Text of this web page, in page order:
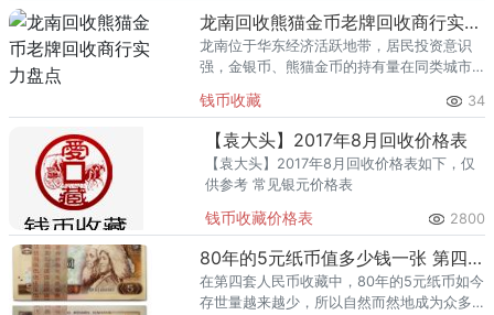
回收渠道里，能精准识别版别溢
龙南回收熊猫金币老牌回收商行实力盘点
龙南位于华东经济活跃地带，居民投资意识
强，金银币、熊猫金币的持有量在同类城市
熊猫金币的需求就明显升温，但鱼龙混杂的
回收渠道里，能精准识别版别溢
钱币收藏 34
【袁大头】2017年8月回收价格表
【袁大头】2017年8月回收价格表如下，仅
供参考 常见银元价格表
钱币收藏价格表 2800
80年的5元纸币值多少钱一张 第四套人民币5元纸币收藏价值
在第四套人民币收藏中，80年的5元纸币如今
存世量越来越少，所以自然而然地成为众多